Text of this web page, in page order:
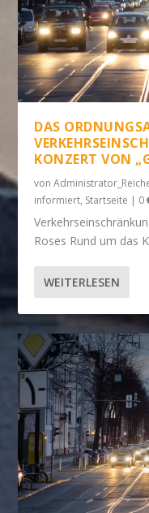
DAS
KONZERT VON
von
informiert, Startseite | 0
Roses Rund um das
WEITERLESEN